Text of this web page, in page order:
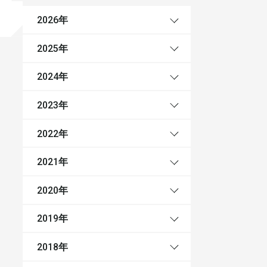
2026年
2025年
2024年
2023年
2022年
2021 年
2020年
2019年
2018年